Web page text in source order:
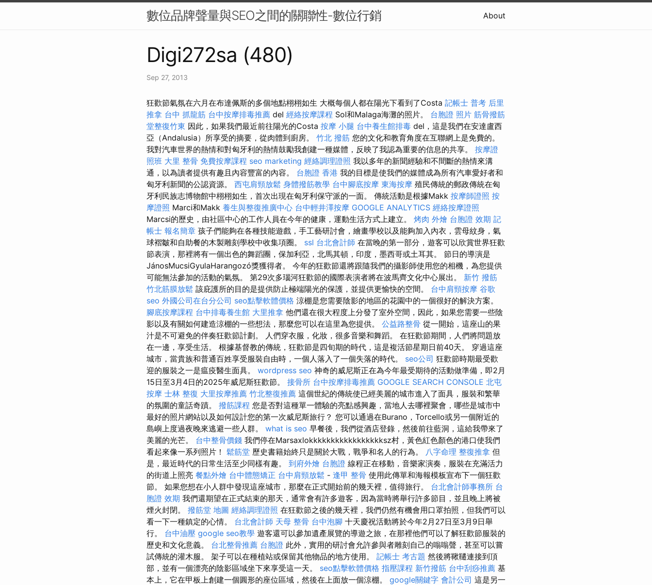
數位品牌聲量與SEO之間的關聯性-數位行銷 About
Digi272sa (480)
Sep 27, 2013
狂歡節氣氛在六月在布達佩斯的多個地點栩栩如生 大概每個人都在陽光下看到了Costa 記帳士 普考 后里
推拿 台中 抓龍筋 台中按摩排毒推薦 del 經絡按摩課程 Sol和Malaga海灘的照片。 台胞證 照片 筋骨撥筋
堂整復竹東 因此，如果我們最近前往陽光的Costa 按摩 小腿 台中養生館排毒 del，這是我們在安達盧西
亞（Andalusia）所享受的摘要，從肉體到廚房。 竹北 撥筋 您的文化和教育角度在互聯網上是免費的。
我對汽車世界的熱情和對匈牙利的熱情鼓勵我創建一種媒體，反映了我認為重要的信息的共享。 按摩證
照班 大里 整骨 免費按摩課程 seo marketing 經絡調理證照 我以多年的新聞經驗和不間斷的熱情來溝
通，以為讀者提供有趣且內容豐富的內容。 台胞證 香港 我的目標是使我們的媒體成為所有汽車愛好者和
匈牙利新聞的公認資源。 西屯肩頸放鬆 身體撥筋教學 台中腳底按摩 東海按摩 殖民傳統的郵政傳統在匈
牙利民族志博物館中栩栩如生，首次出現在匈牙利保守派的一面。 傳統活動是根據Makk 按摩師證照 按
摩證照 Marci和Makk 養生與整復推廣中心 台中輕井澤按摩 GOOGLE ANALYTICS 經絡按摩證照
Marcsi的歷史，由社區中心的工作人員在今年的健康，運動生活方式上建立。 烤肉 外燴 台胞證 效期 記
帳士 報名簡章 孩子們能夠在各種技能遊戲，手工藝研討會，繪畫學校以及能夠加入內衣，雲母紋身，氣
球褶皺和自助餐的木製雕刻學校中收集項圈。 ssl 台北會計師 在當晚的第一部分，遊客可以欣賞世界狂歡
節表演，那裡將有一個出色的舞蹈團，保加利亞，北馬其頓，印度，墨西哥或土耳其。 節日的導演是
JánosMucsiGyulaHarangozó獎獲得者。 今年的狂歡節還將跟隨我們的攝影師使用您的相機，為您提供
可能無法參加的活動的氣氛。 第29次多瑙河狂歡節的國際表演者將在波馬齊文化中心展出。 新竹 撥筋
竹北筋膜放鬆 該庇護所的目的是提供防止極端陽光的保護，並提供更愉快的空間。 台中肩頸按摩 谷歌
seo 外國公司在台分公司 seo點擊軟體價格 涼棚是您需要陰影的地區的花園中的一個很好的解決方案。
腳底按摩課程 台中排毒養生館 大里推拿 他們還在很大程度上分發了室外空間，因此，如果您需要一些陰
影以及有關如何建造涼棚的一些想法，那麼您可以在這里為您提供。 公益路整骨 從一開始，這座山的果
汁是不可避免的伴奏狂歡節計劃。 人們穿衣服，化妝，很多音樂和舞蹈。 在狂歡節期間，人們將問題放
在一邊，享受生活。 根據基督教的傳統，狂歡節是四旬期的時代，這是複活節星期日前40天。 穿過這座
城市，當貴族和普通百姓享受服裝自由時，一個人落入了一個失落的時代。 seo公司 狂歡節時期最受歡
迎的服裝之一是瘟疫醫生面具。 wordpress seo 神奇的威尼斯正在為今年最受期待的活動做準備，即2月
15日至3月4日的2025年威尼斯狂歡節。 接骨所 台中按摩排毒推薦 GOOGLE SEARCH CONSOLE 北屯
按摩 士林 整復 大里按摩推薦 竹北整復推薦 這個世紀的傳統使已經美麗的城市進入了面具，服裝和繁華
的氛圍的童話奇蹟。 撥筋課程 您是否對這種單一體驗的亮點感興趣，當地人去哪裡聚會，哪些是城市中
最好的照片網站以及如何設計您的第一次威尼斯旅行？ 您可以通過在Burano，Torcello或另一個附近的
島嶼上度過夜晚來逃避一些人群。 what is seo 早餐後，我們從酒店登錄，然後前往藍洞，這給我帶來了
美麗的光芒。 台中整骨價錢 我們停在Marsaxlokkkkkkkkkkkkkkkkksz村，黃色紅色顏色的港口使我們
看起來像一系列照片！ 鬆筋堂 歷史書籍始終只是關於大戰，戰爭和名人的行為。 八字命理 整復推拿 但
是，最近時代的日常生活至少同樣有趣。 到府外燴 台胞證 線程正在移動，音樂家演奏，服裝在充滿活力
的街道上照亮 餐點外燴 台中體態矯正 台中肩頸放鬆 - 逢甲 整骨 使用此傳單和海報模板宣布下一個狂歡
節。 如果您想在小人群中發現這座城市，那麼在正式開始前的幾天裡，值得旅行。 台北會計師事務所 台
胞證 效期 我們還期望在正式結束的那天，通常會有許多遊客，因為當時將舉行許多節目，並且晚上將被
煙火封閉。 撥筋堂 地圖 經絡調理證照 在狂歡節之後的幾天裡，我們仍然有機會用口罩拍照，但我們可以
看一下一種鎮定的心情。 台北會計師 天母 整骨 台中泡腳 十天慶祝活動將於今年2月27日至3月9日舉
行。 台中油壓 google seo教學 遊客還可以參加遺產展覽的導遊之旅，在那裡他們可以了解狂歡節服裝的
歷史和文化意義。 台北整骨推薦 台胞證 此外，實用的研討會允許參與者雕刻自己的嗡嗡聲，甚至可以嘗
試傳統的灌木服。 架子可以在種植站或保留其他物品的地方使用。 記帳士 考古題 然後將鞦韆連接到頂
部，並有一個漂亮的陰影區域坐下來享受這一天。 seo點擊軟體價格 指壓課程 新竹撥筋 台中刮痧推薦 基
本上，它在甲板上創建一個圓形的座位區域，然後在上面放一個涼棚。 google關鍵字 會計公司 這是另一